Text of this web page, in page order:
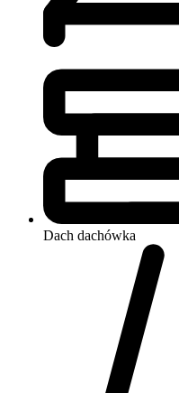
Dach dachówka